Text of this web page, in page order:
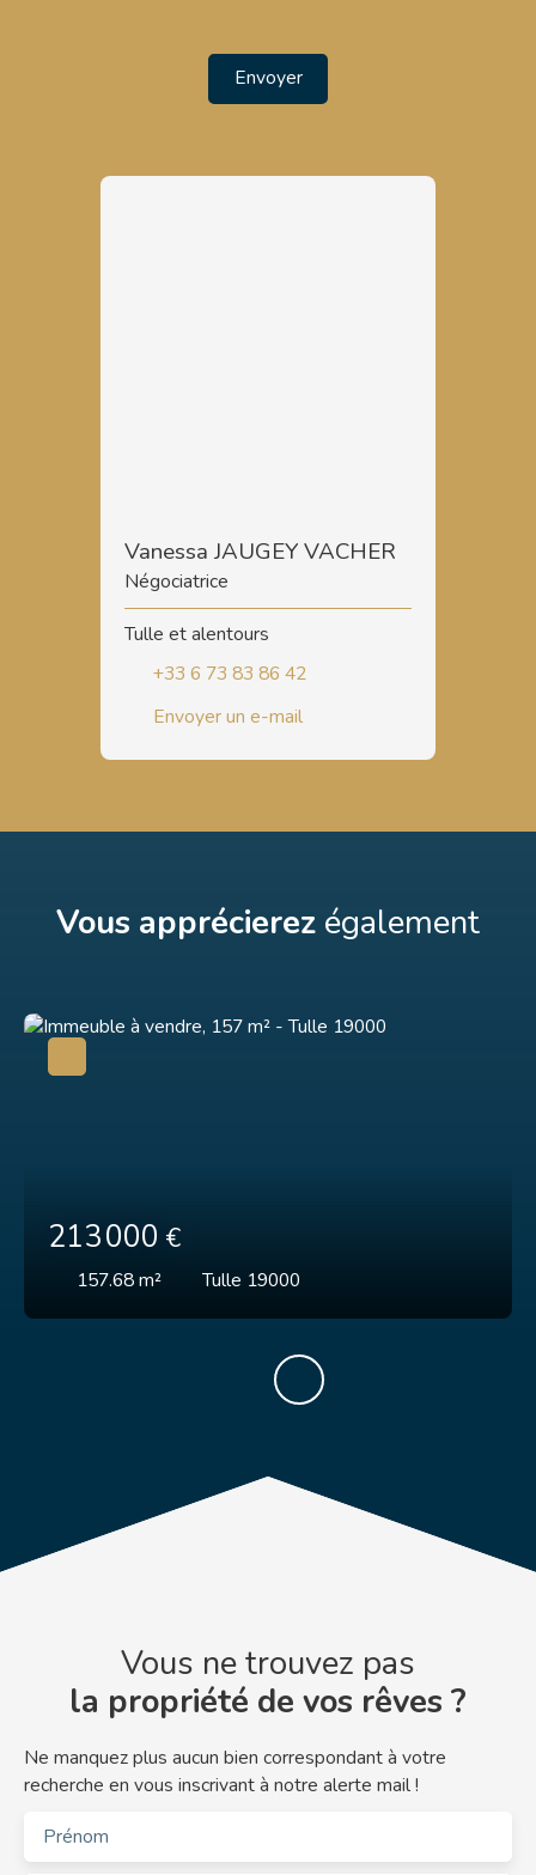
Envoyer
Vanessa JAUGEY VACHER
Négociatrice
Tulle et alentours
+33 6 73 83 86 42
Envoyer un e-mail
Vous apprécierez également
213 000 €
157.68m² Tulle 19000
Vous ne trouvez pas
la propriété de vos rêves ?
Ne manquez plus aucun bien correspondant à votre
recherche en vous inscrivant à notre alerte mail !
Prénom